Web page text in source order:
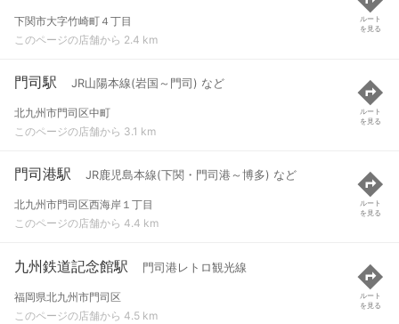
下関市大字竹崎町４丁目
このページの店舗から 2.4 km
ルート
を見る
門司駅 JR山陽本線(岩国～門司) など
北九州市門司区中町
このページの店舗から 3.1 km
ルート
を見る
門司港駅 JR鹿児島本線(下関・門司港～博多) など
北九州市門司区西海岸１丁目
このページの店舗から 4.4 km
ルート
を見る
九州鉄道記念館駅 門司港レトロ観光線
福岡県北九州市門司区
このページの店舗から 4.5 km
ルート
を見る